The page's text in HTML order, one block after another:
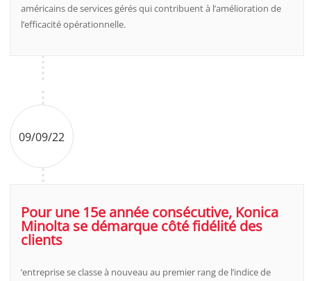
américains de services gérés qui contribuent à l’amélioration de
l’efficacité opérationnelle.
09/09/22
Pour une 15e année consécutive, Konica
Minolta se démarque côté fidélité des
clients
’entreprise se classe à nouveau au premier rang de l’indice de